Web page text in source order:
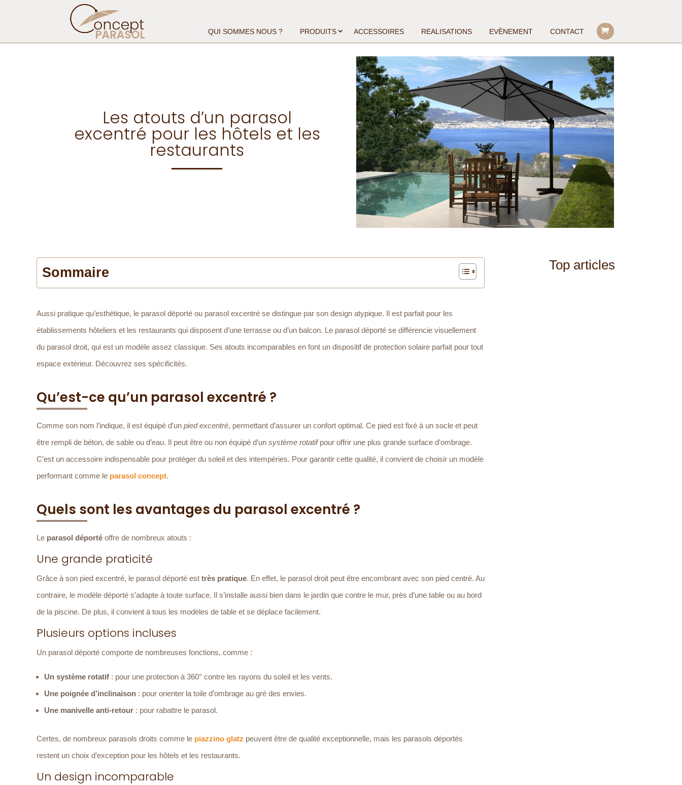
QUI SOMMES NOUS ? PRODUITS ACCESSOIRES REALISATIONS EVÈNEMENT CONTACT
Les atouts d’un parasol
excentré pour les hôtels et les
restaurants
Sommaire
Aussi pratique qu’esthétique, le parasol déporté ou parasol excentré se distingue par son design atypique. Il est parfait pour les
établissements hôteliers et les restaurants qui disposent d’une terrasse ou d’un balcon. Le parasol déporté se différencie visuellement
du parasol droit, qui est un modèle assez classique. Ses atouts incomparables en font un dispositif de protection solaire parfait pour tout
espace extérieur. Découvrez ses spécificités.
Qu’est-ce qu’un parasol excentré ?
Comme son nom l’indique, il est équipé d’un pied excentré, permettant d’assurer un confort optimal. Ce pied est fixé à un socle et peut
être rempli de béton, de sable ou d’eau. Il peut être ou non équipé d’un système rotatifpour offrir une plus grande surface d’ombrage.
C’est un accessoire indispensable pour protéger du soleil et des intempéries. Pour garantir cette qualité, il convient de choisir un modèle
performant comme le parasol concept.
Quels sont les avantages du parasol excentré ?
Le parasol déporté offre de nombreux atouts :
Une grande praticité
Grâce à son pied excentré, le parasol déporté est très pratique. En effet, le parasol droit peut être encombrant avec son pied centré. Au
contraire, le modèle déporté s’adapte à toute surface. Il s’installe aussi bien dans le jardin que contre le mur, près d’une table ou au bord
de la piscine. De plus, il convient à tous les modèles de table et se déplace facilement.
Plusieurs options incluses
Un parasol déporté comporte de nombreuses fonctions, comme :
Un système rotatif : pour une protection à 360° contre les rayons du soleil et les vents.
Une poignée d’inclinaison : pour orienter la toile d’ombrage au gré des envies.
Une manivelle anti-retour : pour rabattre le parasol.
Certes, de nombreux parasols droits comme le piazzino glatz peuvent être de qualité exceptionnelle, mais les parasols déportés
restent un choix d’exception pour les hôtels et les restaurants.
Un design incomparable
Top articles